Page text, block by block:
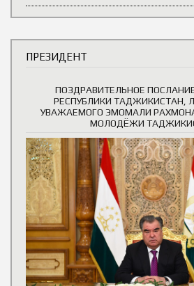
ПРЕЗИДЕНТ
ПОЗДРАВИТЕЛЬНОЕ
РЕСПУБЛИКИ ТАДЖИКИСТАН,
УВАЖАЕМОГО ЭМОМАЛИ
МОЛОДЁЖИ